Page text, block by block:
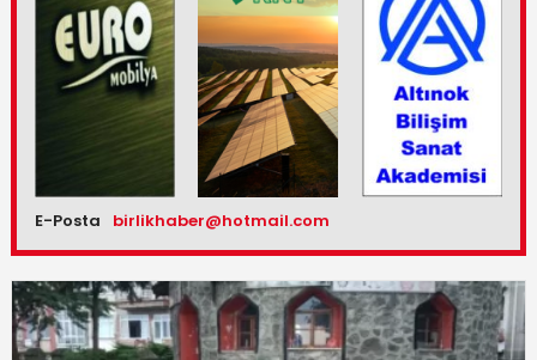
E-Posta birlikhaber@hotmail.com